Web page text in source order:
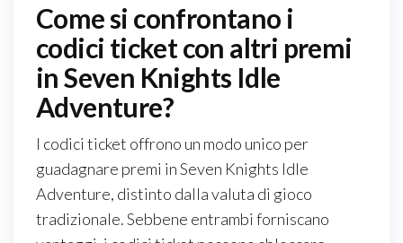
Come si confrontano i
codici ticket con altri premi
in Seven Knights Idle
Adventure?
I codici ticket offrono un modo unico per
guadagnare premi in Seven Knights Idle
Adventure, distinto dalla valuta di gioco
tradizionale. Sebbene entrambi forniscano